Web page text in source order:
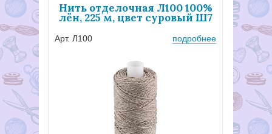
Нить отделочная Л100 100%
лён, 225 м, цвет суровый Ш7
Арт. Л100 подробнее